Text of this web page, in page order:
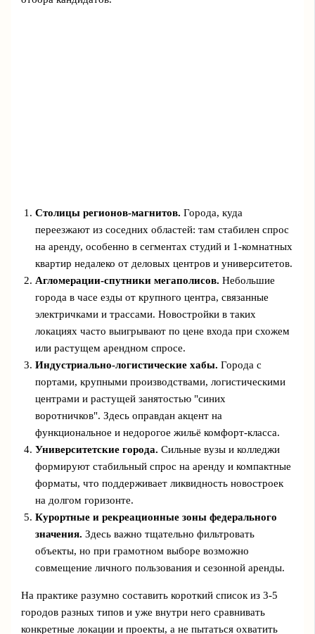
Столицы регионов‑магнитов. Города, куда
переезжают из соседних областей: там стабилен спрос
на аренду, особенно в сегментах студий и 1‑комнатных
квартир недалеко от деловых центров и университетов.
Агломерации‑спутники мегаполисов. Небольшие
города в часе езды от крупного центра, связанные
электричками и трассами. Новостройки в таких
локациях часто выигрывают по цене входа при схожем
или растущем арендном спросе.
Индустриально‑логистические хабы. Города с
портами, крупными производствами, логистическими
центрами и растущей занятостью "синих
воротничков". Здесь оправдан акцент на
функциональное и недорогое жильё комфорт‑класса.
Университетские города. Сильные вузы и колледжи
формируют стабильный спрос на аренду и компактные
форматы, что поддерживает ликвидность новостроек
на долгом горизонте.
Курортные и рекреационные зоны федерального
значения. Здесь важно тщательно фильтровать
объекты, но при грамотном выборе возможно
совмещение личного пользования и сезонной аренды.
На практике разумно составить короткий список из 3-5
городов разных типов и уже внутри него сравнивать
конкретные локации и проекты, а не пытаться охватить